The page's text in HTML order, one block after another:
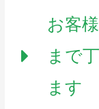
お客
まで
ます